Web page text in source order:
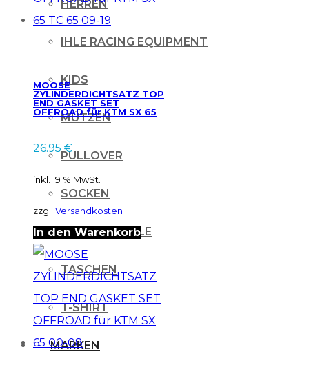
HERREN
IHLE RACING EQUIPMENT
KIDS
MÜTZEN
PULLOVER
SOCKEN
SONNENBRILLE
TASCHEN
T-SHIRT
MARKEN
MOOSE
ZYLINDERDICHTSATZ TOP
END GASKET SET
OFFROAD für KTM SX 65
TC 65 09-19
26.95 €
inkl. 19 % MwSt.
zzgl. Versandkosten
In den Warenkorb